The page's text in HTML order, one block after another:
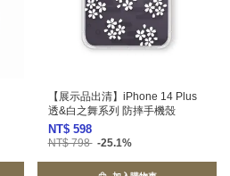
【展示品出清】iPhone 14 Plus
透&白之舞系列 防摔手機殼
NT$ 598
NT$ 798 -25.1%